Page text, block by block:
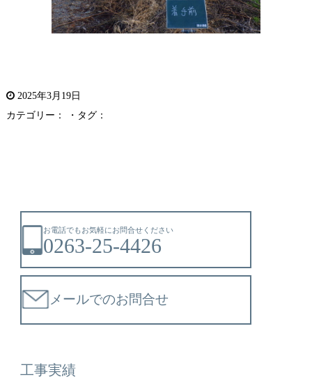
2025年3月19日
カテゴリー： ・タグ：
お電話でもお気軽にお問合せください
0263-25-4426
メールでのお問合せ
工事実績